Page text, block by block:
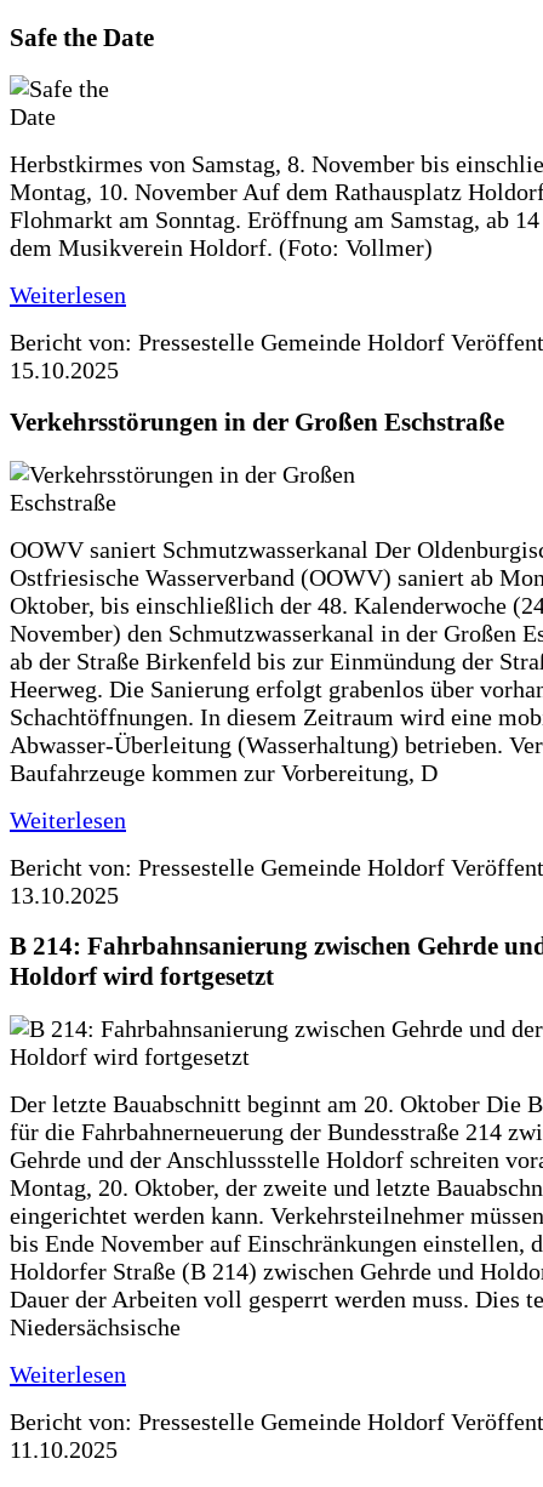
Safe the Date
Herbstkirmes von Samstag, 8. November bis
Montag, 10. November Auf dem Rathausplatz
Flohmarkt am Sonntag. Eröffnung am Samstag, ab
dem Musikverein Holdorf. (Foto: Vollmer)
Weiterlesen
Bericht von: Pressestelle Gemeinde Holdorf
15.10.2025
Verkehrsstörungen in der Großen Eschstraße
OOWV saniert Schmutzwasserkanal Der
Ostfriesische Wasserverband (OOWV) saniert ab
Oktober, bis einschließlich der 48. Kalenderwoche
November) den Schmutzwasserkanal in der Großen
ab der Straße Birkenfeld bis zur Einmündung der
Heerweg. Die Sanierung erfolgt grabenlos über
Schachtöffnungen. In diesem Zeitraum wird eine
Abwasser-Überleitung (Wasserhaltung) betrieben.
Baufahrzeuge kommen zur Vorbereitung, D
Weiterlesen
Bericht von: Pressestelle Gemeinde Holdorf
13.10.2025
B 214: Fahrbahnsanierung zwischen Gehrde
Holdorf wird fortgesetzt
Der letzte Bauabschnitt beginnt am 20. Oktober Die
für die Fahrbahnerneuerung der Bundesstraße 214
Gehrde und der Anschlussstelle Holdorf schreiten
Montag, 20. Oktober, der zweite und letzte
eingerichtet werden kann. Verkehrsteilnehmer
bis Ende November auf Einschränkungen einstellen,
Holdorfer Straße (B 214) zwischen Gehrde und
Dauer der Arbeiten voll gesperrt werden muss. Dies
Niedersächsische
Weiterlesen
Bericht von: Pressestelle Gemeinde Holdorf
11.10.2025